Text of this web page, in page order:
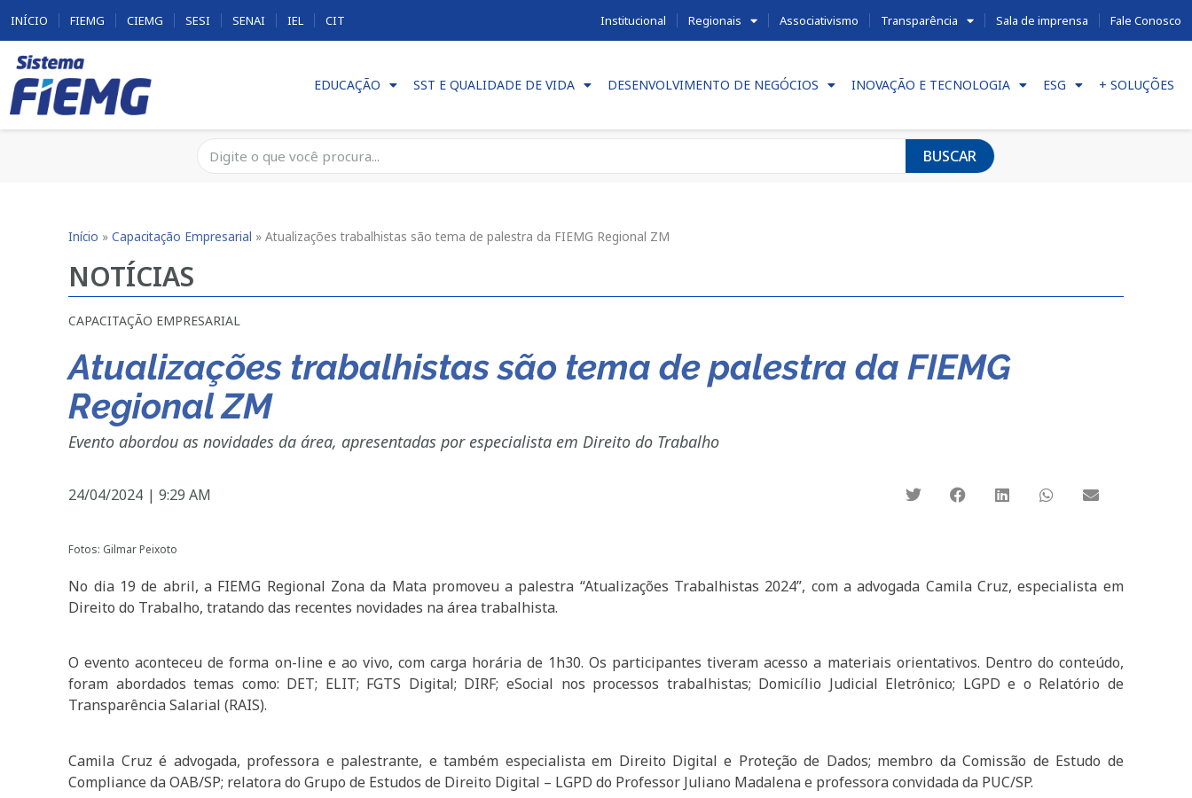
INÍCIO FIEMG CIEMG SESI SENAI IEL CIT Institucional Regionais Associativismo Transparência Sala de imprensa Fale Conosco
EDUCAÇÃO SST E QUALIDADE DE VIDA DESENVOLVIMENTO DE NEGÓCIOS INOVAÇÃO E TECNOLOGIA ESG + SOLUÇÕES
BUSCAR
Início »Capacitação Empresarial »Atualizações trabalhistas são tema de palestra da FIEMG Regional ZM
NOTÍCIAS
CAPACITAÇÃO EMPRESARIAL
Atualizações trabalhistas são tema de palestra da FIEMG
Regional ZM
Evento abordou as novidades da área, apresentadas por especialista em Direito do Trabalho
24/04/2024 | 9:29 AM
Fotos: Gilmar Peixoto
No dia 19 de abril, a FIEMG Regional Zona da Mata promoveu a palestra “Atualizações Trabalhistas 2024”, com a advogada Camila Cruz, especialista em
Direito do Trabalho, tratando das recentes novidades na área trabalhista.
O evento aconteceu de forma on-line e ao vivo, com carga horária de 1h30. Os participantes tiveram acesso a materiais orientativos. Dentro do conteúdo,
foram abordados temas como: DET; ELIT; FGTS Digital; DIRF; eSocial nos processos trabalhistas; Domicílio Judicial Eletrônico; LGPD e o Relatório de
Transparência Salarial (RAIS).
Camila Cruz é advogada, professora e palestrante, e também especialista em Direito Digital e Proteção de Dados; membro da Comissão de Estudo de
Compliance da OAB/SP; relatora do Grupo de Estudos de Direito Digital – LGPD do Professor Juliano Madalena e professora convidada da PUC/SP.